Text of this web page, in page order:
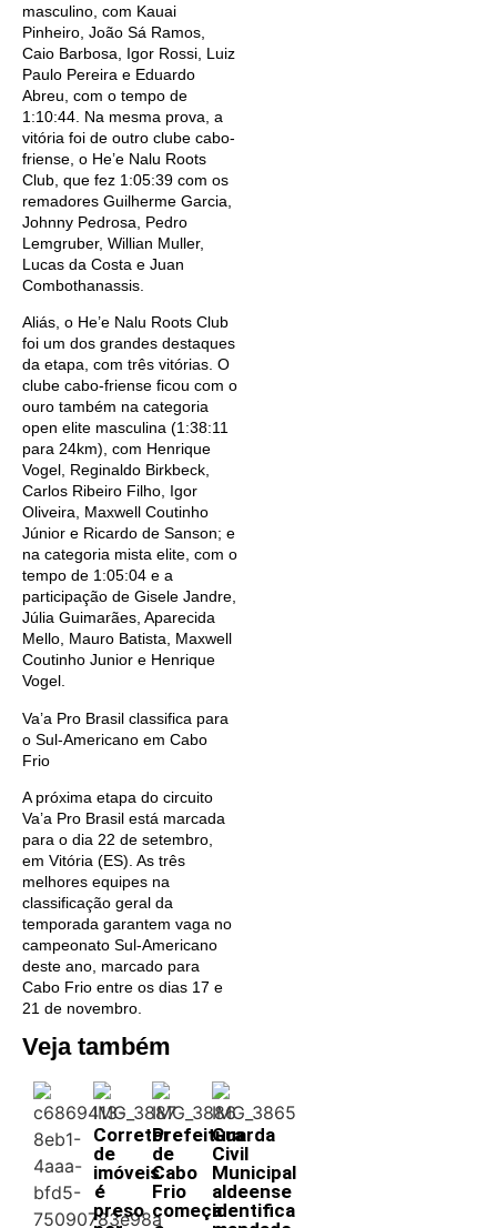
masculino, com Kauai
Pinheiro, João Sá Ramos,
Caio Barbosa, Igor Rossi, Luiz
Paulo Pereira e Eduardo
Abreu, com o tempo de
1:10:44. Na mesma prova, a
vitória foi de outro clube cabo-
friense, o He’e Nalu Roots
Club, que fez 1:05:39 com os
remadores Guilherme Garcia,
Johnny Pedrosa, Pedro
Lemgruber, Willian Muller,
Lucas da Costa e Juan
Combothanassis.
Aliás, o He’e Nalu Roots Club
foi um dos grandes destaques
da etapa, com três vitórias. O
clube cabo-friense ficou com o
ouro também na categoria
open elite masculina (1:38:11
para 24km), com Henrique
Vogel, Reginaldo Birkbeck,
Carlos Ribeiro Filho, Igor
Oliveira, Maxwell Coutinho
Júnior e Ricardo de Sanson; e
na categoria mista elite, com o
tempo de 1:05:04 e a
participação de Gisele Jandre,
Júlia Guimarães, Aparecida
Mello, Mauro Batista, Maxwell
Coutinho Junior e Henrique
Vogel.
Va’a Pro Brasil classifica para
o Sul-Americano em Cabo
Frio
A próxima etapa do circuito
Va’a Pro Brasil está marcada
para o dia 22 de setembro,
em Vitória (ES). As três
melhores equipes na
classificação geral da
temporada garantem vaga no
campeonato Sul-Americano
deste ano, marcado para
Cabo Frio entre os dias 17 e
21 de novembro.
Veja também
Corretor
de
imóveis
é
preso
Prefeitura
de
Cabo
Frio
começa
Guarda
Civil
Municipal
aldeense
identifica